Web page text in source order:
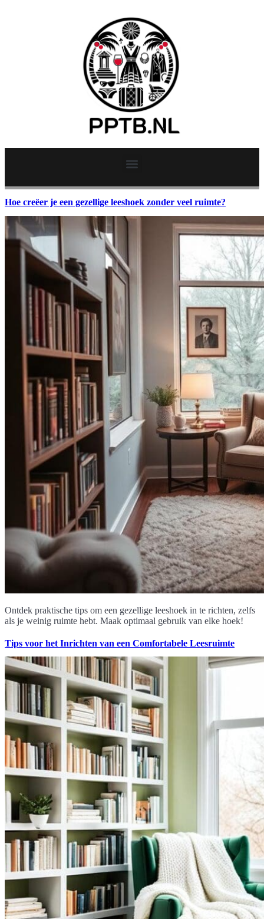
Hoe creëer je een gezellige leeshoek zonder veel ruimte?
Ontdek praktische tips om een gezellige leeshoek in te richten, zelfs
als je weinig ruimte hebt. Maak optimaal gebruik van elke hoek!
Tips voor het Inrichten van een Comfortabele Leesruimte